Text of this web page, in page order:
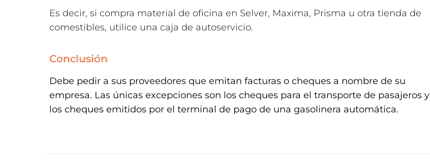
Es decir, si compra material de oficina en Selver, Maxima, Prisma u otra tienda de
comestibles, utilice una caja de autoservicio.
Conclusión
Debe pedir a sus proveedores que emitan facturas o cheques a nombre de su
empresa. Las únicas excepciones son los cheques para el transporte de pasajeros y
los cheques emitidos por el terminal de pago de una gasolinera automática.